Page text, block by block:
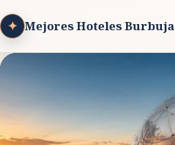
✦ Mejores Hoteles Burbuja